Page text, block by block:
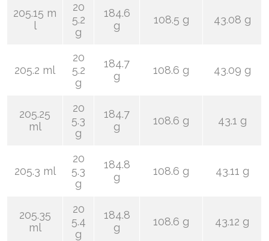
205.15 m
l
20
5.2
g
184.6
g
108.5 g 43.08 g
205.2 ml
20
5.2
g
184.7
g
108.6 g 43.09 g
205.25
ml
20
5.3
g
184.7
g
108.6 g 43.1 g
205.3 ml
20
5.3
g
184.8
g
108.6 g 43.11 g
205.35
ml
20
5.4
g
184.8
g
108.6 g 43.12 g